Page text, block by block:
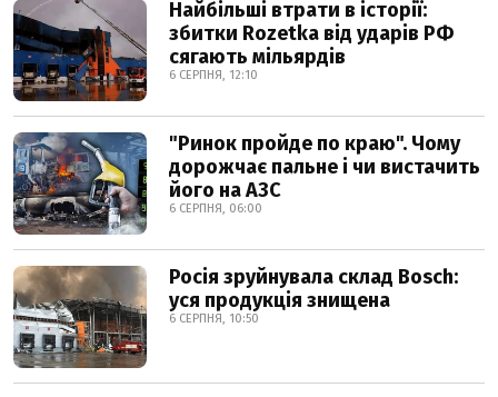
Найбільші втрати в історії:
збитки Rozetka від ударів РФ
сягають мільярдів
6 СЕРПНЯ, 12:10
"Ринок пройде по краю". Чому
дорожчає пальне і чи вистачить
його на АЗС
6 СЕРПНЯ, 06:00
Росія зруйнувала склад Bosch:
уся продукція знищена
6 СЕРПНЯ, 10:50